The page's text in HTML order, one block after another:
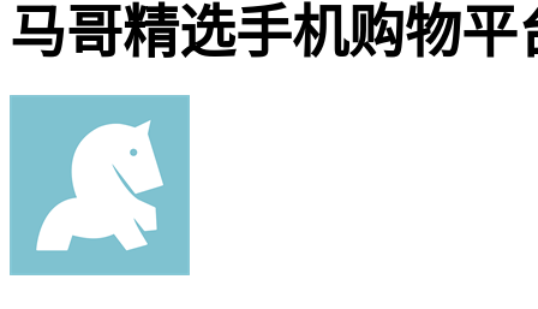
马哥精选手机购物平